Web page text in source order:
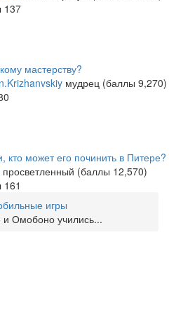
137
мастерству?
мудрец (баллы 9,270)
кто может его починить в Питере?
просветленный (баллы 12,570)
161
игры
и Омобоно учились...